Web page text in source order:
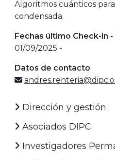
Algoritmos cuánticos
condensada.
Fechas último Check-in
01/09/2025 -
Datos de contacto
Dirección y gestión
Asociados DIPC
Investigadores